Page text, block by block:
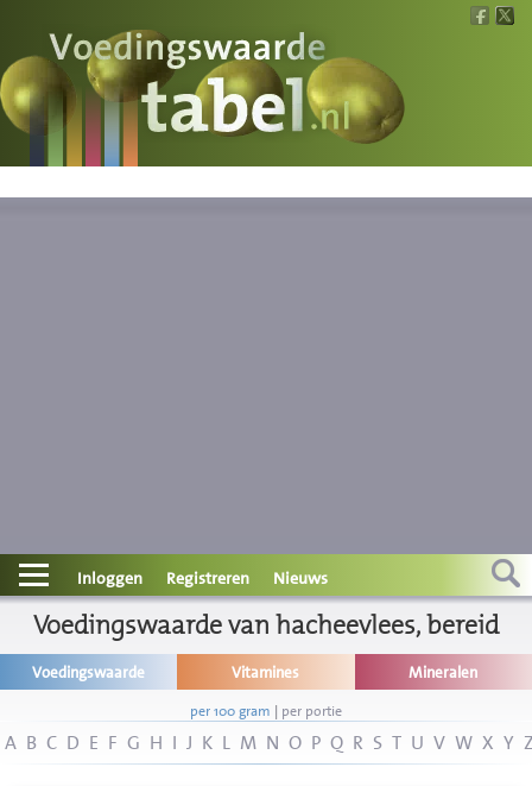
Voedingswaarde
Wat is wat?
Contact
Informatie
Disclaimer
Inloggen Registreren Nieuws
Voedingswaarde van hacheevlees, bereid
Voedingswaarde Vitamines Mineralen
per 100 gram | per portie
A B C D E F G H I J K L M N O P Q R S T U V W X Y